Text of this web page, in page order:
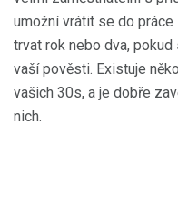
umožní vrátit se do
trvat rok nebo dva,
vaší pověsti. Existuje
vašich 30s, a je dobře
nich.